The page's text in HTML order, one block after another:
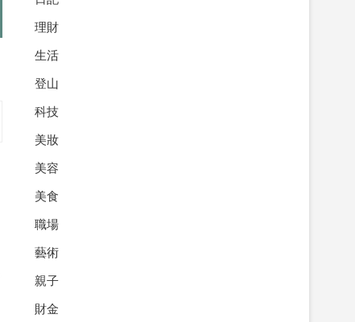
理財
生活
登山
科技
美妝
美容
美食
職場
藝術
親子
財金